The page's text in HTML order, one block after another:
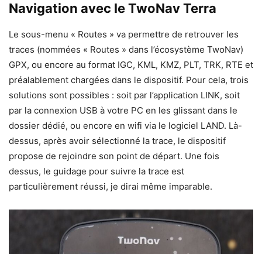
Navigation avec le TwoNav Terra
Le sous-menu « Routes » va permettre de retrouver les
traces (nommées « Routes » dans l’écosystème TwoNav)
GPX, ou encore au format IGC, KML, KMZ, PLT, TRK, RTE et
préalablement chargées dans le dispositif. Pour cela, trois
solutions sont possibles : soit par l’application LINK, soit
par la connexion USB à votre PC en les glissant dans le
dossier dédié, ou encore en wifi via le logiciel LAND. Là-
dessus, après avoir sélectionné la trace, le dispositif
propose de rejoindre son point de départ. Une fois
dessus, le guidage pour suivre la trace est
particulièrement réussi, je dirai même imparable.